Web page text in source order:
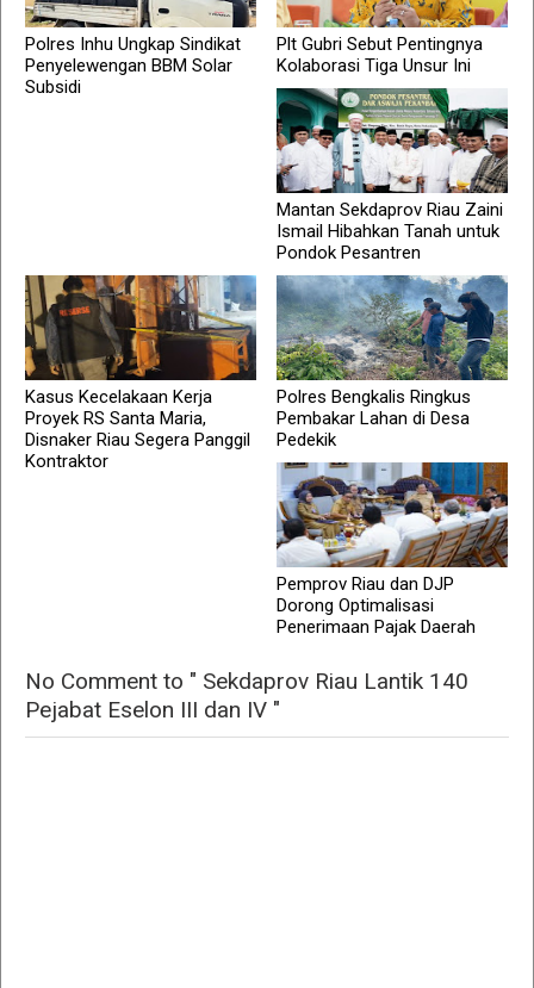
Polres Inhu Ungkap Sindikat
Penyelewengan BBM Solar
Subsidi
Plt Gubri Sebut Pentingnya
Kolaborasi Tiga Unsur Ini
Mantan Sekdaprov Riau Zaini
Ismail Hibahkan Tanah untuk
Pondok Pesantren
Kasus Kecelakaan Kerja
Proyek RS Santa Maria,
Disnaker Riau Segera Panggil
Kontraktor
Polres Bengkalis Ringkus
Pembakar Lahan di Desa
Pedekik
Pemprov Riau dan DJP
Dorong Optimalisasi
Penerimaan Pajak Daerah
No Comment to " Sekdaprov Riau Lantik 140
Pejabat Eselon III dan IV "